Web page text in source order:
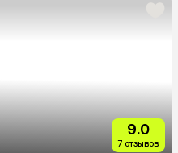
9.0
7 отзывов